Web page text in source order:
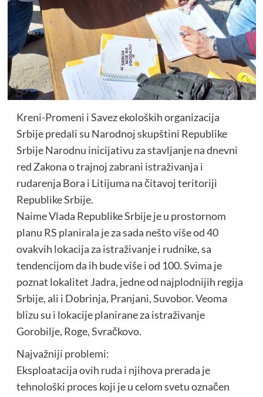
Kreni-Promeni i Savez ekoloških organizacija
Srbije predali su Narodnoj skupštini Republike
Srbije Narodnu inicijativu za stavljanje na dnevni
red Zakona o trajnoj zabrani istraživanja i
rudarenja Bora i Litijuma na čitavoj teritoriji
Republike Srbije.
Naime Vlada Republike Srbije je u prostornom
planu RS planirala je za sada nešto više od 40
ovakvih lokacija za istraživanje i rudnike, sa
tendencijom da ih bude više i od 100. Svima je
poznat lokalitet Jadra, jedne od najplodnijih regija
Srbije, ali i Dobrinja, Pranjani, Suvobor. Veoma
blizu su i lokacije planirane za istraživanje
Gorobilje, Roge, Svračkovo.
Najvažniji problemi:
Eksploatacija ovih ruda i njihova prerada je
tehnološki proces koji je u celom svetu označen